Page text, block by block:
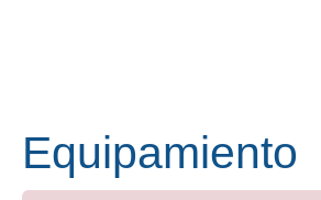
Equipamiento